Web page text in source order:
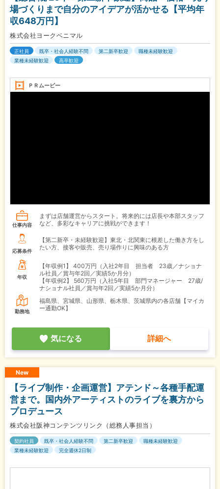
場づくりまで自分のアイデアが活かせる【平均年
収648万円】
株式会社ヨークベニマル
正社員 既卒・社会人経験不問 第二新卒歓迎
職種未経験歓迎
業種未経験歓迎
高卒歓迎
ＰＲムービー
仕事内容
まずは店舗運営からスタート。将来的には店長や本部スタッフ
など、多彩なキャリアに挑戦ができます！
応募条件
【第二新卒・未経験歓迎】東北・北関東に根差した働き方をし
たい方、接客や販売、売り場作りに興味のある方
年収
【年収例1】
400万円（入社2年目 担当者 23歳／ナショナ
ル社員／賞与年2回／実績5か月分）
【年収例2】
560万円（入社5年目 部門マネージャー 27歳/
ナショナル社員／賞与年2回／実績5か月分）
勤務地
福島県、宮城県、山形県、栃木県、茨城県内の各店舗【マイカ
ー通勤OK】
気になる 詳細へ
New
【ライブ制作・企画運営】アテンド～各種手配運
営まで。国内外アーティストのライブを裏方から
プロデュース
株式会社阪神コンテンツリンク（総務人事担当）
契約社員 既卒・社会人経験不問 第二新卒歓迎
職種未経験歓迎
業種未経験歓迎
完全週休2日制